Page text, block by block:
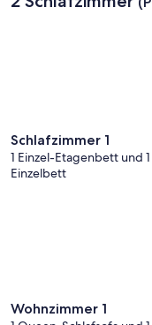
Schlafzimmer 1
1 Einzel-Etagenbett und 1
Einzelbett
Wohnzimmer 1